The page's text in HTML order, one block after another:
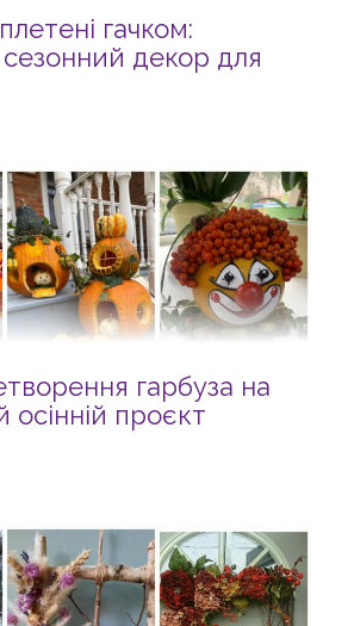
гачком:
сезонний декор для
гарбуза на
осінній проєкт